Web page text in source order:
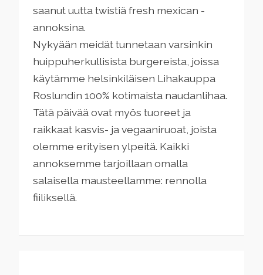
saanut uutta twistiä fresh mexican -
annoksina.
Nykyään meidät tunnetaan varsinkin
huippuherkullisista burgereista, joissa
käytämme helsinkiläisen Lihakauppa
Roslundin 100% kotimaista naudanlihaa.
Tätä päivää ovat myös tuoreet ja
raikkaat kasvis- ja vegaaniruoat, joista
olemme erityisen ylpeitä. Kaikki
annoksemme tarjoillaan omalla
salaisella mausteellamme: rennolla
fiiliksellä.